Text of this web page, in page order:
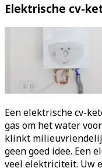
Elektrische cv-
Een elektrische cv-
gas om het water
klinkt
geen goed idee. Een
veel elektriciteit. Uw